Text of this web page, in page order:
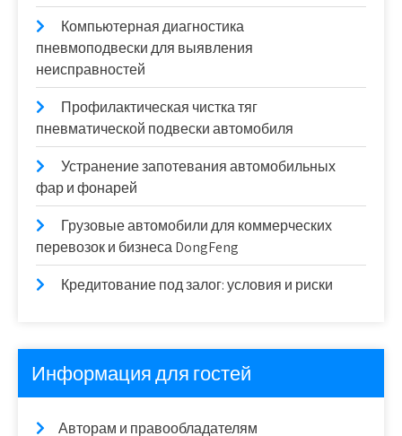
Компьютерная диагностика
пневмоподвески для выявления
неисправностей
Профилактическая чистка тяг
пневматической подвески автомобиля
Устранение запотевания автомобильных
фар и фонарей
Грузовые автомобили для коммерческих
перевозок и бизнеса DongFeng
Кредитование под залог: условия и риски
Информация для гостей
Авторам и правообладателям